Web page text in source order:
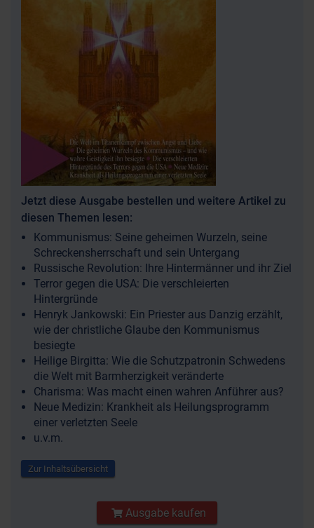
Jetzt diese Ausgabe bestellen und weitere Artikel zu
diesen Themen lesen:
Kommunismus: Seine geheimen Wurzeln, seine
Schreckensherrschaft und sein Untergang
Russische Revolution: Ihre Hintermänner und ihr Ziel
Terror gegen die USA: Die verschleierten
Hintergründe
Henryk Jankowski: Ein Priester aus Danzig erzählt,
wie der christliche Glaube den Kommunismus
besiegte
Heilige Birgitta: Wie die Schutzpatronin Schwedens
die Welt mit Barmherzigkeit veränderte
Charisma: Was macht einen wahren Anführer aus?
Neue Medizin: Krankheit als Heilungsprogramm
einer verletzten Seele
u.v.m.
Zur Inhaltsübersicht
Ausgabe kaufen